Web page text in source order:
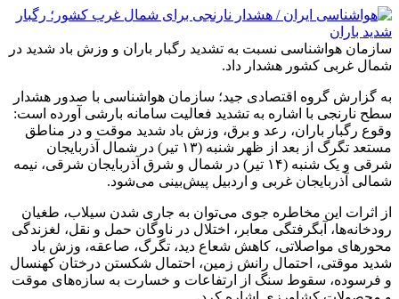
سازمان هواشناسی نسبت به تشدید رگبار باران و وزش باد شدید در
شمال غربی کشور هشدار داد.
به گزارش گروه اقتصادی جید؛ سازمان هواشناسی با صدور هشدار
سطح نارنجی با اشاره به تشدید فعالیت سامانه بارشی آورده است:
وقوع رگبار باران، رعد و برق، وزش باد شدید موقت و در مناطق
مستعد تگرگ از بعد از ظهر شنبه (۱۳ تیر) در شمال آذربایجان
شرقی و یک شنبه (۱۴ تیر) در شمال و شرق آذربایجان شرقی، نیمه
شمالی آذربایجان غربی و اردبیل پیش‌بینی می‌شود.
از اثرات این مخاطره جوی می‌توان به جاری شدن سیلاب، طغیان
رودخانه‌ها، آبگرفتگی معابر، اختلال در ناوگان حمل و نقل، لغزندگی
محورهای مواصلاتی، کاهش شعاع دید، تگرگ، صاعقه، وزش باد
شدید موقتی، احتمال رانش زمین، احتمال شکستن درختان کهنسال
و فرسوده، سقوط سنگ از ارتفاعات و خسارت به سازه‌های موقت